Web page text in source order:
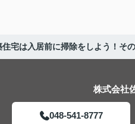
住宅は入居前に掃除をしよう！そ
株式会社
048-541-8777